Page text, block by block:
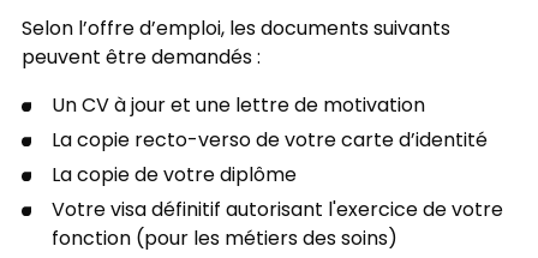
Selon l’offre d’emploi, les documents suivants
peuvent être demandés :
Un CV à jour et une lettre de motivation
La copie recto-verso de votre carte d’identité
La copie de votre diplôme
Votre visa définitif autorisant l'exercice de votre
fonction (pour les métiers des soins)